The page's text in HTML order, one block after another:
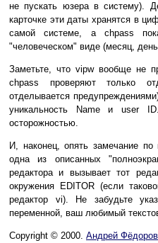
не пускать юзера в систему).
карточке эти даты хранятся в
самой системе, а chpass
"человеческом" виде (месяц,
Заметьте, что vipw вообще не
chpass проверяют только
отделывается
уникальность Name и user
осторожностью.
И, наконец, опять замечание по
одна из описанных
редактора и вызывает тот
окружения EDITOR (если
редактор vi). Не забудьте
переменной, ваш любимый
Сopyright © 2000. Андрей Фёдоров